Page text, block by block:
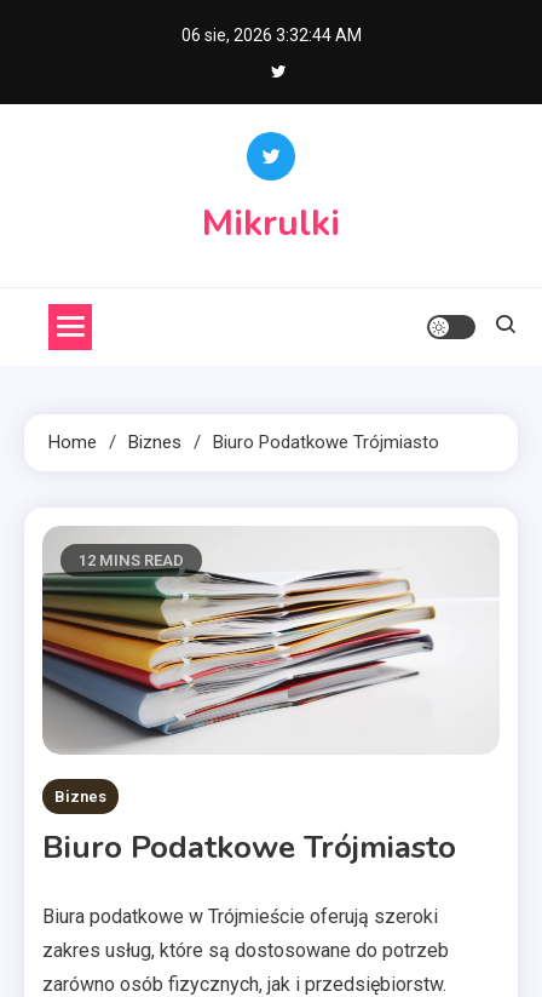
06 sie, 2026 3:32:45 AM
Mikrulki
Home Biznes Biuro Podatkowe Trójmiasto
12 MINS READ
Biznes
Biuro Podatkowe Trójmiasto
Biura podatkowe w Trójmieście oferują szeroki
zakres usług, które są dostosowane do potrzeb
zarówno osób fizycznych, jak i przedsiębiorstw.